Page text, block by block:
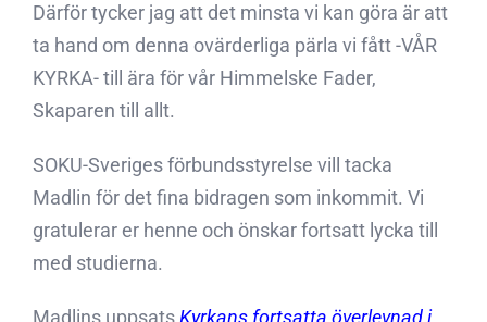
Därför tycker jag att det minsta vi kan göra är att
ta hand om denna ovärderliga pärla vi fått -VÅR
KYRKA- till ära för vår Himmelske Fader,
Skaparen till allt.
SOKU-Sveriges förbundsstyrelse vill tacka
Madlin för det fina bidragen som inkommit. Vi
gratulerar er henne och önskar fortsatt lycka till
med studierna.
Madlins uppsats Kyrkans fortsatta överlevnad i